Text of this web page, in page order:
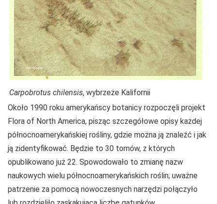
Carpobrotus chilensis, wybrzeże Kalifornii
Około 1990 roku amerykańscy botanicy rozpoczęli projekt
Flora of North America, pisząc szczegółowe opisy każdej
północnoamerykańskiej rośliny, gdzie można ją znaleźć i jak
ją zidentyfikować. Będzie to 30 tomów, z których
opublikowano już 22. Spowodowało to zmianę nazw
naukowych wielu północnoamerykańskich roślin; uważne
patrzenie za pomocą nowoczesnych narzędzi połączyło